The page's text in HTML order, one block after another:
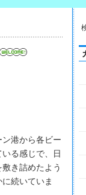
港から各ビー
る感じで、日
き詰めたよう
続いていま